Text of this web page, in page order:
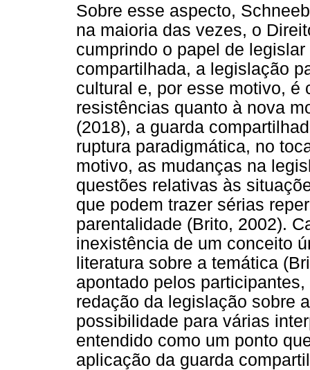
Sobre esse aspecto,
na maioria das vezes, o
cumprindo o papel de
compartilhada, a legislação
cultural e, por esse motivo, é
resistências quanto à nova
(2018), a guarda
ruptura paradigmática, no
motivo, as mudanças na
questões relativas às
que podem trazer sérias
parentalidade (Brito, 2002).
inexistência de um conceito
literatura sobre a temática
apontado pelos
redação da legislação sobre
possibilidade para várias
entendido como um ponto
aplicação da guarda